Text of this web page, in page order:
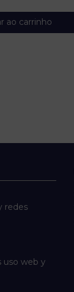
ao carrinho
redes
uso web y